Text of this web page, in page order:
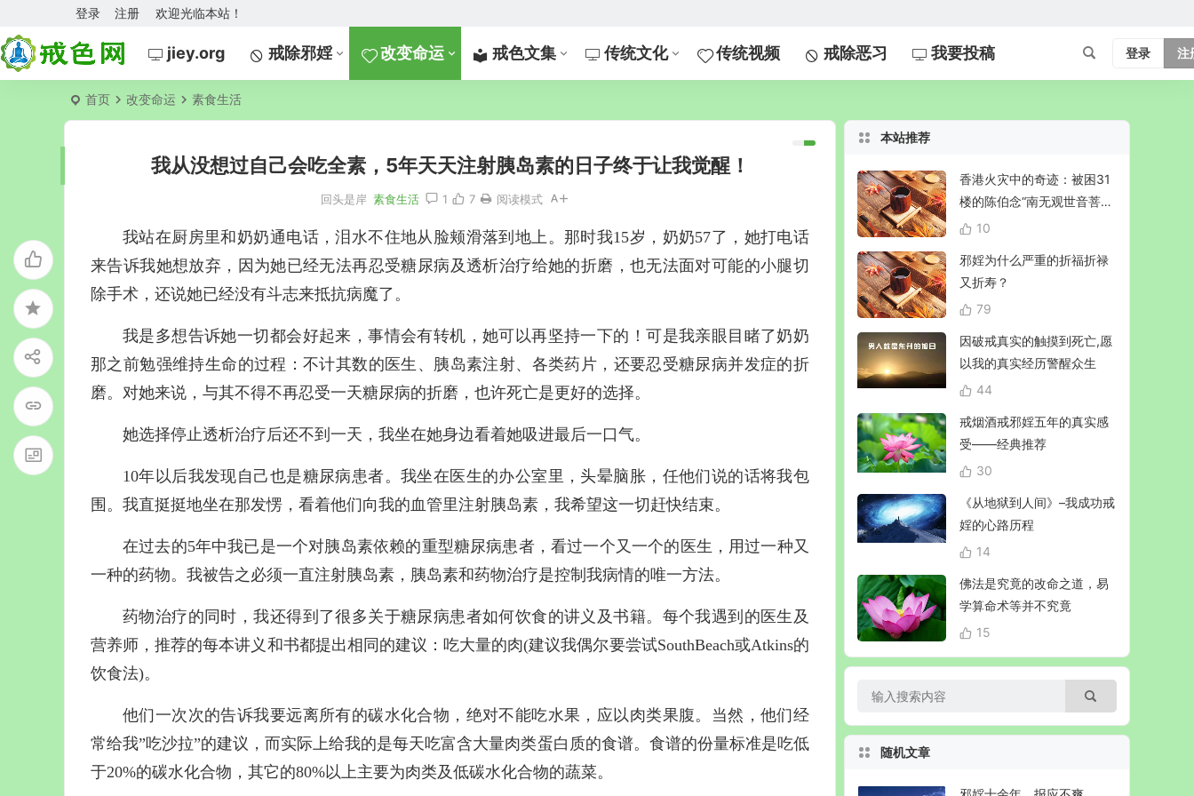
欢迎光临本站！
登录 注册
jiey.org 戒除邪婬 改变命运 戒色文集 传统文化 传统视频 戒除恶习 我要投稿 登录 注
首页 改变命运 素食生活
我从没想过自己会吃全素，5年天天注射胰岛素的日子终于让我觉醒！
回头是岸 素食生活 1 7 阅读模式
我站在厨房里和奶奶通电话，泪水不住地从脸颊滑落到地上。那时我15岁，奶奶57了，她打电话
来告诉我她想放弃，因为她已经无法再忍受糖尿病及透析治疗给她的折磨，也无法面对可能的小腿切
除手术，还说她已经没有斗志来抵抗病魔了。
我是多想告诉她一切都会好起来，事情会有转机，她可以再坚持一下的！可是我亲眼目睹了奶奶
那之前勉强维持生命的过程：不计其数的医生、胰岛素注射、各类药片，还要忍受糖尿病并发症的折
磨。对她来说，与其不得不再忍受一天糖尿病的折磨，也许死亡是更好的选择。
她选择停止透析治疗后还不到一天，我坐在她身边看着她吸进最后一口气。
10年以后我发现自己也是糖尿病患者。我坐在医生的办公室里，头晕脑胀，任他们说的话将我包
围。我直挺挺地坐在那发愣，看着他们向我的血管里注射胰岛素，我希望这一切赶快结束。
在过去的5年中我已是一个对胰岛素依赖的重型糖尿病患者，看过一个又一个的医生，用过一种又
一种的药物。我被告之必须一直注射胰岛素，胰岛素和药物治疗是控制我病情的唯一方法。
药物治疗的同时，我还得到了很多关于糖尿病患者如何饮食的讲义及书籍。每个我遇到的医生及
营养师，推荐的每本讲义和书都提出相同的建议：吃大量的肉(建议我偶尔要尝试SouthBeach或Atkins的
饮食法)。
他们一次次的告诉我要远离所有的碳水化合物，绝对不能吃水果，应以肉类果腹。当然，他们经
常给我”吃沙拉”的建议，而实际上给我的是每天吃富含大量肉类蛋白质的食谱。食谱的份量标准是吃低
于20%的碳水化合物，其它的80%以上主要为肉类及低碳水化合物的蔬菜。
本站推荐
香港火灾中的奇迹：被困31
楼的陈伯念“南无观世音菩
萨”20小时奇迹生还！
10
邪婬为什么严重的折福折禄
又折寿？
79
因破戒真实的触摸到死亡,愿
以我的真实经历警醒众生
44
戒烟酒戒邪婬五年的真实感
受——经典推荐
30
《从地狱到人间》–我成功戒
婬的心路历程
14
佛法是究竟的改命之道，易
学算命术等并不究竟
15
随机文章